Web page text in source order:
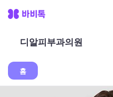
디알피부과의원
홈